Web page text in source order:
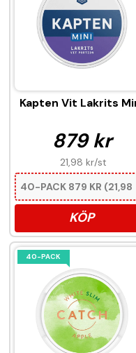
Kapten Vit Lakrits
879 kr
21,98 kr/st
KÖP
40-PACK